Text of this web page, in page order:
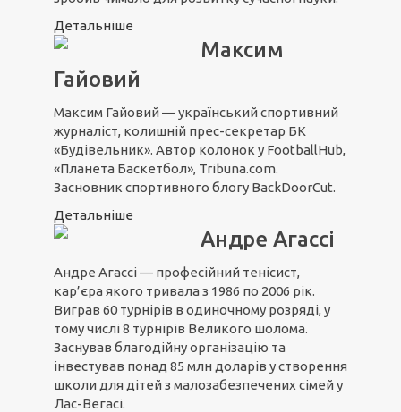
Детальніше
Максим
Гайовий
Максим Гайовий — український спортивний
журналіст, колишній прес-секретар БК
«Будівельник». Автор колонок у FootballHub,
«Планета Баскетбол», Tribuna.com.
Засновник спортивного блогу BackDoorCut.
Детальніше
Андре Агассі
Андре Агассі — професійний тенісист,
кар’єра якого тривала з 1986 по 2006 рік.
Виграв 60 турнірів в одиночному розряді, у
тому числі 8 турнірів Великого шолома.
Заснував благодійну організацію та
інвестував понад 85 млн доларів у створення
школи для дітей з малозабезпечених сімей у
Лас-Вегасі.